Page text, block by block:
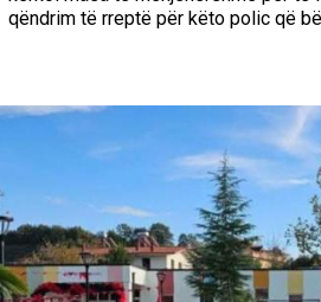
qëndrim të rreptë për këto polic që